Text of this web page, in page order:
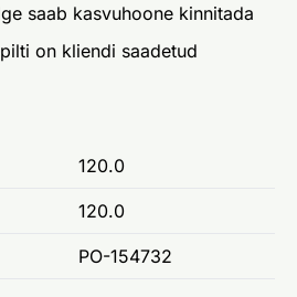
saab kasvuhoone kinnitada
on kliendi saadetud
120.0
120.0
PO-154732